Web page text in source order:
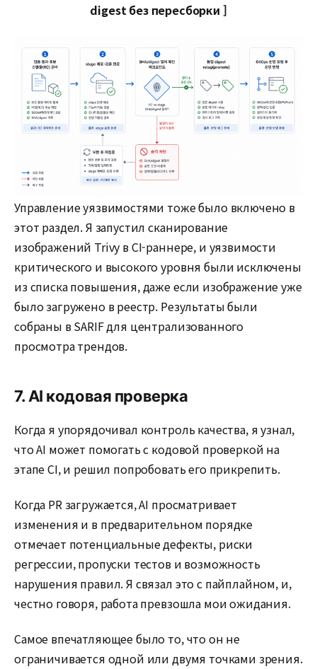
digest без пересборки ]
Управление уязвимостями тоже было включено в
этот раздел. Я запустил сканирование
изображений Trivy в CI-раннере, и уязвимости
критического и высокого уровня были исключены
из списка повышения, даже если изображение уже
было загружено в реестр. Результаты были
собраны в SARIF для централизованного
просмотра трендов.
7. AI кодовая проверка
Когда я упорядочивал контроль качества, я узнал,
что AI может помогать с кодовой проверкой на
этапе CI, и решил попробовать его прикрепить.
Когда PR загружается, AI просматривает
изменения и в предварительном порядке
отмечает потенциальные дефекты, риски
регрессии, пропуски тестов и возможность
нарушения правил. Я связал это с пайплайном, и,
честно говоря, работа превзошла мои ожидания.
Самое впечатляющее было то, что он не
ограничивается одной или двумя точками зрения.